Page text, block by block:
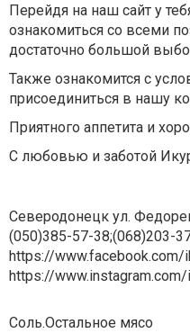
Перейдя на наш сайт у
ознакомиться со всеми
достаточно большой
Также ознакомится с
присоединиться в нашу
Приятного аппетита и
С любовью и заботой
Северодонецк ул.
(050)385-57-38;(068)203-
https://www.facebook.com/
https://
Соль.Остальное мясо